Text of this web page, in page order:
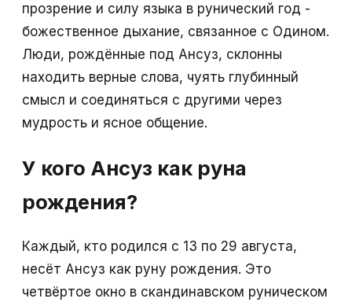
прозрение и силу языка в рунический год -
божественное дыхание, связанное с Одином.
Люди, рождённые под Ансуз, склонны
находить верные слова, чуять глубинный
смысл и соединяться с другими через
мудрость и ясное общение.
У кого Ансуз как руна
рождения?
Каждый, кто родился с 13 по 29 августа,
несёт Ансуз как руну рождения. Это
четвёртое окно в скандинавском руническом